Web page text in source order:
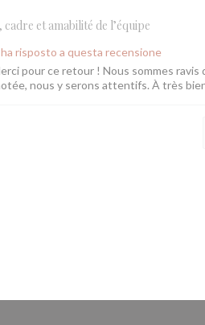
et amabilité de l’équipe
ha risposto a questa recensione
pour ce retour ! Nous sommes
nous y serons attentifs. À très